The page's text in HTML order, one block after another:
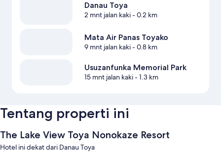
Danau Toya
2 mnt jalan kaki- 0.2 km
Mata Air Panas Toyako
9 mnt jalan kaki- 0.8 km
Usuzanfunka Memorial Park
15 mnt jalan kaki- 1.3 km
Tentang properti ini
The Lake View Toya Nonokaze Resort
Hotel ini dekat dari Danau Toya